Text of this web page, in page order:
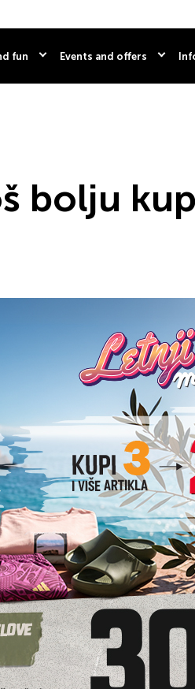
fun Events and offers
bolju